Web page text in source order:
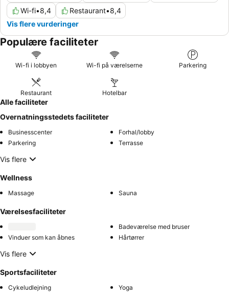
Wi-fi•8,4 Restaurant•8,4
Vis flere vurderinger
Populære faciliteter
Wi-fi i lobbyen Wi-fi på værelserne Parkering
Restaurant Hotelbar
Alle faciliteter
Overnatningsstedets faciliteter
Businesscenter
Forhal/lobby
Parkering
Terrasse
Vis flere
Wellness
Massage Sauna
Værelsesfaciliteter
Badeværelse med bruser
Vinduer som kan åbnes
Hårtørrer
Vis flere
Sportsfaciliteter
Cykeludlejning Yoga